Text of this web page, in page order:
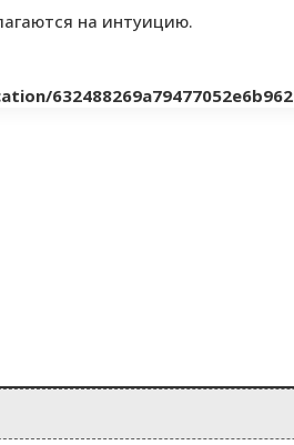
на интуицию.
632488269a79477052e6b962